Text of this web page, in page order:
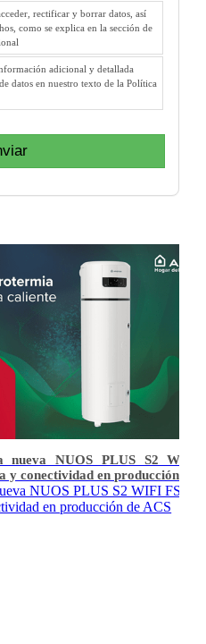
rectificar y borrar datos, así
como se explica en la sección de
adicional y detallada
datos en nuestro texto de la Política
nueva NUOS PLUS S2 WIFI
y conectividad en producción de
NUOS PLUS S2 WIFI FS: la
en producción de ACS